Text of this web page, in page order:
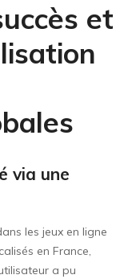
et
via une
les jeux en ligne
en France,
a pu